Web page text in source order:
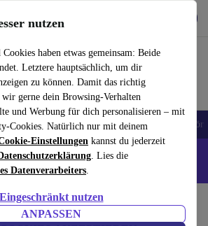
nutzen
haben etwas gemeinsam: Beide
Letztere hauptsächlich, um dir
zu können. Damit das richtig
gerne dein Browsing-Verhalten
und Werbung für dich personalisieren – mit
Cookies. Natürlich nur mit deinem
Einstellungen kannst du jederzeit
. Lies die
Datenverarbeiters.
Eingeschränkt nutzen
ANPASSEN
einfach nutzen
Laptops Tablets Smartwatches Zubehör
und Google-Smartphones - Code:
PCs Lenovo Desktops